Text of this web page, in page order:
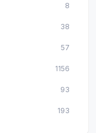
8
38
57
1156
93
193